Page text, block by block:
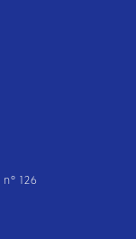
126